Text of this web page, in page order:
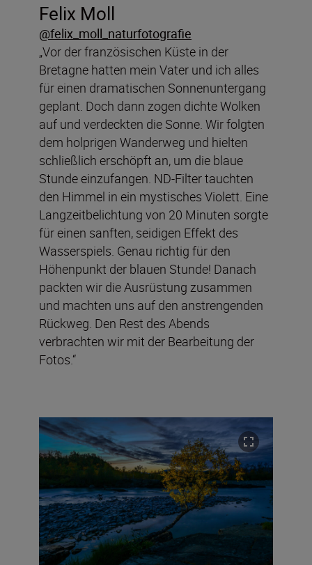
Felix Moll
@felix_moll_naturfotografie
„Vor der französischen Küste in der
Bretagne hatten mein Vater und ich alles
für einen dramatischen Sonnenuntergang
geplant. Doch dann zogen dichte Wolken
auf und verdeckten die Sonne. Wir folgten
dem holprigen Wanderweg und hielten
schließlich erschöpft an, um die blaue
Stunde einzufangen. ND-Filter tauchten
den Himmel in ein mystisches Violett. Eine
Langzeitbelichtung von 20 Minuten sorgte
für einen sanften, seidigen Effekt des
Wasserspiels. Genau richtig für den
Höhenpunkt der blauen Stunde! Danach
packten wir die Ausrüstung zusammen
und machten uns auf den anstrengenden
Rückweg. Den Rest des Abends
verbrachten wir mit der Bearbeitung der
Fotos.“